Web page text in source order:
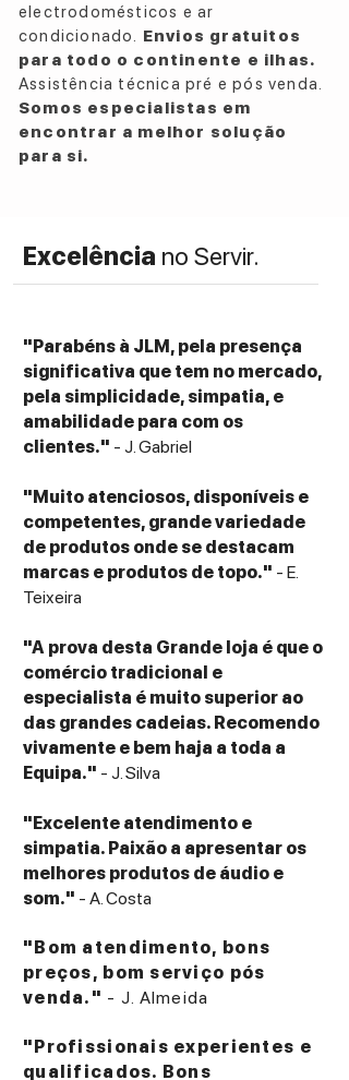
electrodomésticos e ar
condicionado. Envios gratuitos
para todo o continente e ilhas.
Assistência técnica pré e pós venda.
Somos especialistas em
encontrar a melhor solução
para si.
Excelência no Servir.
"Parabéns à JLM, pela presença
significativa que tem no mercado,
pela simplicidade, simpatia, e
amabilidade para com os
clientes." - J. Gabriel
"Muito atenciosos, disponíveis e
competentes, grande variedade
de produtos onde se destacam
marcas e produtos de topo." - E.
Teixeira
"A prova desta Grande loja é que o
comércio tradicional e
especialista é muito superior ao
das grandes cadeias. Recomendo
vivamente e bem haja a toda a
Equipa." - J. Silva
"Excelente atendimento e
simpatia. Paixão a apresentar os
melhores produtos de áudio e
som." - A. Costa
"Bom atendimento, bons
preços, bom serviço pós
venda." - J. Almeida
"Profissionais experientes e
qualificados. Bons